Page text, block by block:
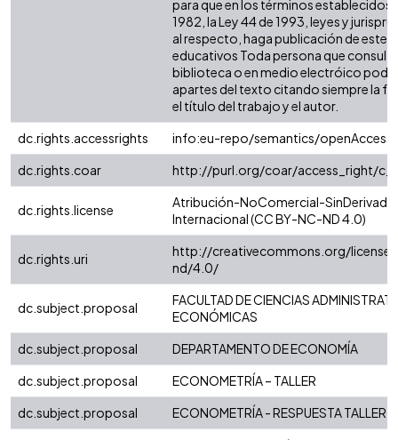
para que en los términos establecidos
1982, la Ley 44 de 1993, leyes y
al respecto, haga publicación de este
educativos Toda persona que consulte
biblioteca o en medio electróico
apartes del texto citando siempre la
el título del trabajo y el autor.
dc.rights.accessrights
info:eu-repo/semantics/openAccess
dc.rights.coar
http://purl.org/coar/access_right/
dc.rights.license
Atribución-NoComercial-
Internacional (CC BY-NC-ND 4.0)
dc.rights.uri
http://creativecommons.org/
nd/4.0/
dc.subject.proposal
FACULTAD DE CIENCIAS
ECONÓMICAS
dc.subject.proposal
DEPARTAMENTO DE ECONOMÍA
dc.subject.proposal
ECONOMETRÍA – TALLER
dc.subject.proposal
ECONOMETRÍA - RESPUESTA TALLER